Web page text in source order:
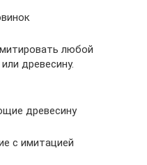
любой
древесину.
древесину
с имитацией